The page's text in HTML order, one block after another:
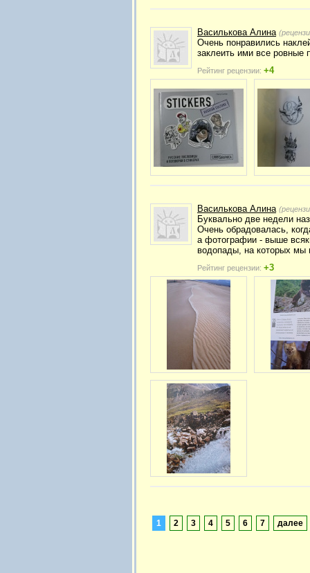
Василькова Алина
Очень понравились
заклеить ими все ровные
Рейтинг рецензии: +4
Василькова Алина
Буквально две недели
Очень обрадовалась,
а фотографии - выше
водопады, на которых
Рейтинг рецензии: +3
1 2 3 4 5 6 7 далее